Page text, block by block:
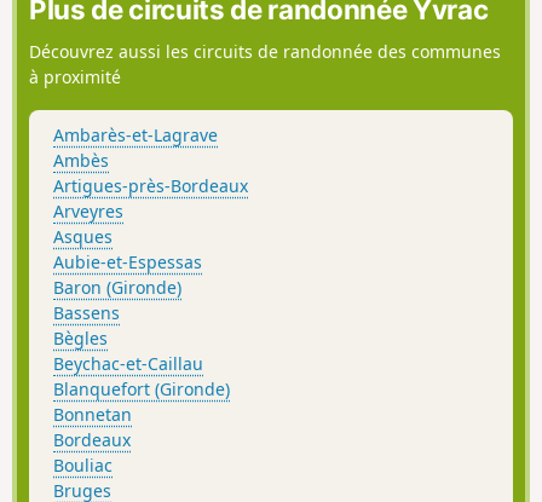
Plus de circuits de randonnée Yvrac
Découvrez aussi les circuits de randonnée des communes
à proximité
Ambarès-et-Lagrave
Ambès
Artigues-près-Bordeaux
Arveyres
Asques
Aubie-et-Espessas
Baron (Gironde)
Bassens
Bègles
Beychac-et-Caillau
Blanquefort (Gironde)
Bonnetan
Bordeaux
Bouliac
Bruges